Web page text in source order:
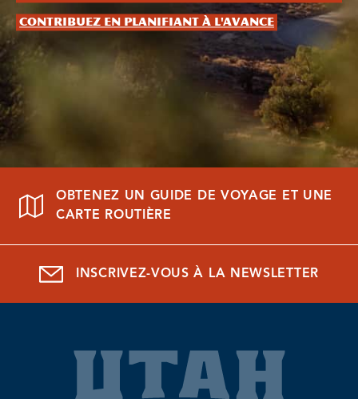
Contribuez en planifiant à l'avance
OBTENEZ UN GUIDE DE VOYAGE ET UNE
CARTE ROUTIÈRE
INSCRIVEZ-VOUS À LA NEWSLETTER